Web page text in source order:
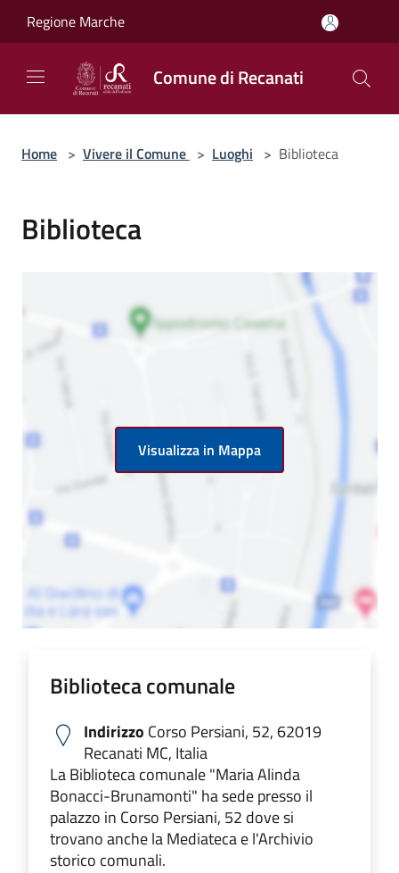
Regione Marche
Comune di Recanati
Home > Vivere il Comune > Luoghi > Biblioteca
Biblioteca
Visualizza in Mappa
Biblioteca comunale
Indirizzo Corso Persiani, 52, 62019
Recanati MC, Italia
La Biblioteca comunale "Maria Alinda
Bonacci-Brunamonti" ha sede presso il
palazzo in Corso Persiani, 52 dove si
trovano anche la Mediateca e l'Archivio
storico comunali.